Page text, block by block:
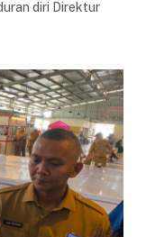
diri Direktur